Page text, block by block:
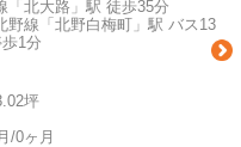
「北大路」駅 徒歩35分
野線「北野白梅町」駅 バス13
1分
坪
/0ヶ月